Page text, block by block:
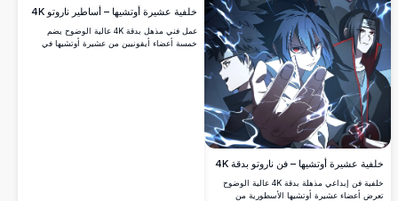
خلفية عشيرة أوتشيها – فن ناروتو بدقة 4K
خلفية فن إبداعي مذهلة بدقة 4K عالية الوضوح
تعرض أعضاء عشيرة أوتشيها الأسطورية من
خلفية عشيرة أوتشيها – أساطير ناروتو 4K
عمل فني مذهل بدقة 4K عالية الوضوح يضم
خمسة أعضاء أيقونيين من عشيرة أوتشيها في